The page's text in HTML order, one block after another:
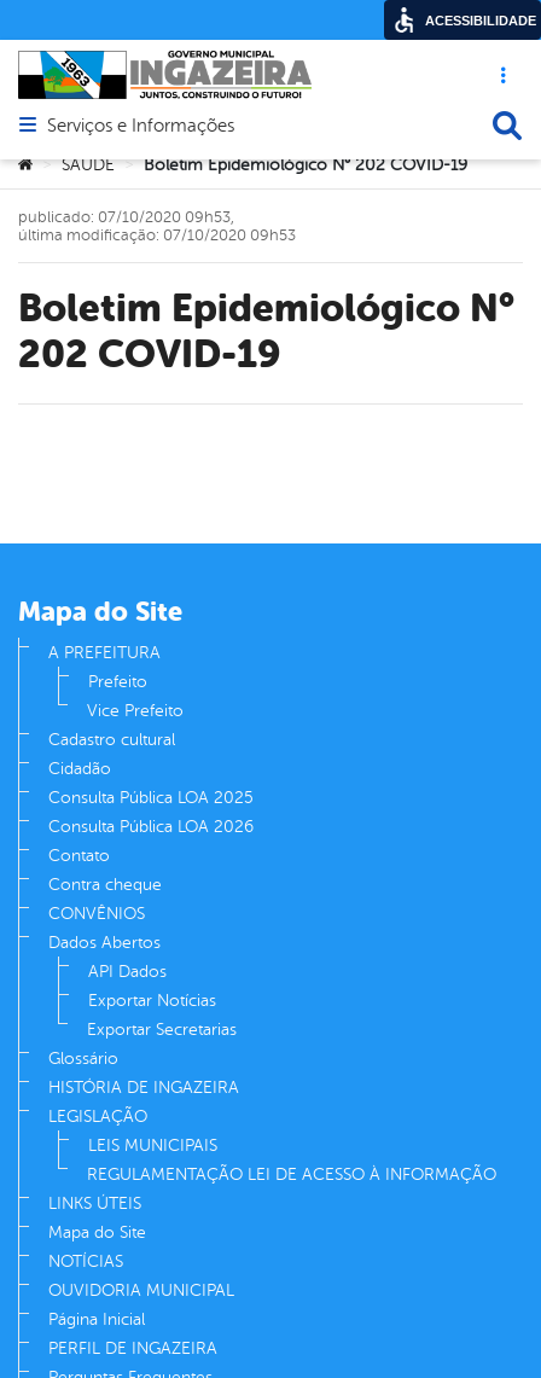
Acesso
Abrir menu principal de navegação
Serviços e Informações
Você está aqui:
> SAÚDE > Boletim Epidemiológico N° 202 COVID-19
Boletim Epidemiológico N°
202 COVID-19
publicado: 07/10/2020 09h53,
última modificação: 07/10/2020 09h53
Mapa do Site
A PREFEITURA
Prefeito
Vice Prefeito
Cadastro cultural
Cidadão
Consulta Pública LOA 2025
Consulta Pública LOA 2026
Contato
Contra cheque
CONVÊNIOS
Dados Abertos
API Dados
Exportar Notícias
Exportar Secretarias
Glossário
HISTÓRIA DE INGAZEIRA
LEGISLAÇÃO
LEIS MUNICIPAIS
REGULAMENTAÇÃO LEI DE ACESSO À INFORMAÇÃO
LINKS ÚTEIS
Mapa do Site
NOTÍCIAS
OUVIDORIA MUNICIPAL
Página Inicial
PERFIL DE INGAZEIRA
ACESSIBILIDADE